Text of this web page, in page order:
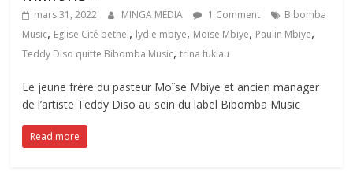
mars 31, 2022 MINGA MÉDIA 1 Comment
Bibomba
Music, Eglise Cité bethel, lydie mbiye, Moïse Mbiye, Paulin Mbiye,
Teddy Diso quitte Bibomba Music,trina fukiau
Le jeune frère du pasteur Moïse Mbiye et ancien manager
de l’artiste Teddy Diso au sein du label Bibomba Music
Read more